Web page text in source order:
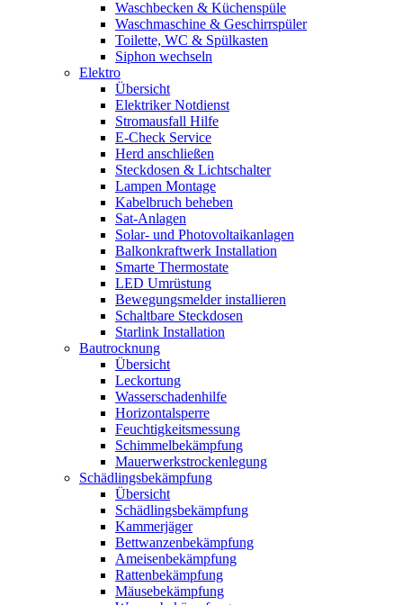
Waschbecken & Küchenspüle
Waschmaschine & Geschirrspüler
Toilette, WC & Spülkasten
Siphon wechseln
Elektro
Übersicht
Elektriker Notdienst
Stromausfall Hilfe
E-Check Service
Herd anschließen
Steckdosen & Lichtschalter
Lampen Montage
Kabelbruch beheben
Sat-Anlagen
Solar- und Photovoltaikanlagen
Balkonkraftwerk Installation
Smarte Thermostate
LED Umrüstung
Bewegungsmelder installieren
Schaltbare Steckdosen
Starlink Installation
Bautrocknung
Übersicht
Leckortung
Wasserschadenhilfe
Horizontalsperre
Feuchtigkeitsmessung
Schimmelbekämpfung
Mauerwerkstrockenlegung
Schädlingsbekämpfung
Übersicht
Schädlingsbekämpfung
Kammerjäger
Bettwanzenbekämpfung
Ameisenbekämpfung
Rattenbekämpfung
Mäusebekämpfung